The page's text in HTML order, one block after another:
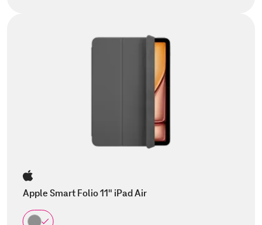
Apple Smart Folio 11" iPad Air